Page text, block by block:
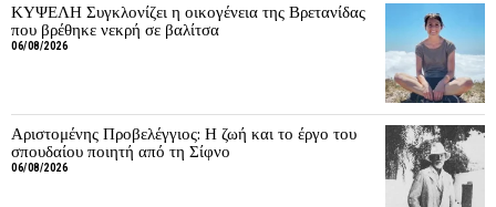
ΚΥΨΕΛΗ Συγκλονίζει η οικογένεια της Βρετανίδας
που βρέθηκε νεκρή σε βαλίτσα
06/08/2026
Αριστομένης Προβελέγγιος: Η ζωή και το έργο του
σπουδαίου ποιητή από τη Σίφνο
06/08/2026